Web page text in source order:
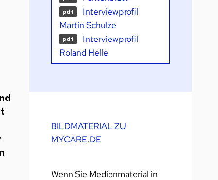
pdf
Interviewprofil
Martin Schulze
pdf
Interviewprofil
Roland Helle
BILDMATERIAL ZU
MYCARE.DE
Wenn Sie Medienmaterial in